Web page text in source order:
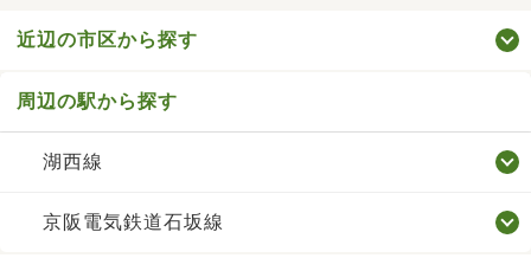
近辺の市区から探す
周辺の駅から探す
湖西線
京阪電気鉄道石坂線